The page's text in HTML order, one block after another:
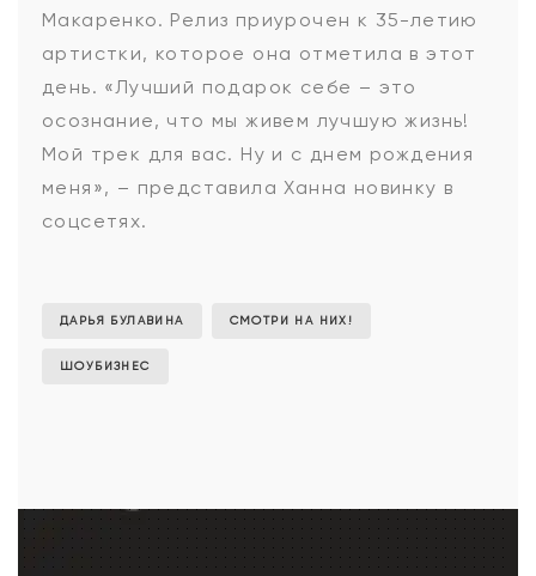
Макаренко. Релиз приурочен к 35-летию
артистки, которое она отметила в этот
день. «Лучший подарок себе – это
осознание, что мы живем лучшую жизнь!
Мой трек для вас. Ну и с днем рождения
меня», – представила Ханна новинку в
соцсетях.
ДАРЬЯ БУЛАВИНА СМОТРИ НА НИХ!
ШОУБИЗНЕС